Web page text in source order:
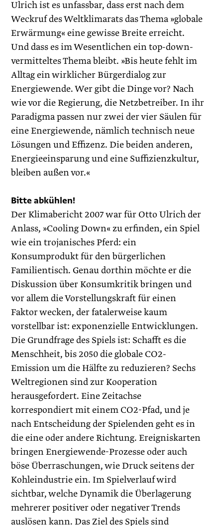
Ulrich ist es unfassbar, dass erst nach dem
Weckruf des Weltklimarats das Thema »globale
Erwärmung« eine gewisse Breite erreicht.
Und dass es im Wesentlichen ein top-down-
vermitteltes Thema bleibt. »Bis heute fehlt im
Alltag ein wirklicher Bürgerdialog zur
Energiewende. Wer gibt die Dinge vor? Nach
wie vor die Regierung, die Netzbetreiber. In ihr
Paradigma passen nur zwei der vier Säulen für
eine Energiewende, nämlich technisch neue
Lösungen und Effizenz. Die beiden anderen,
Energieeinsparung und eine Suffizienzkultur,
bleiben außen vor.«
Bitte abkühlen!
Der Klimabericht 2007 war für Otto Ulrich der
Anlass, »Cooling Down« zu erfinden, ein Spiel
wie ein trojanisches Pferd: ein
Konsumprodukt für den bürgerlichen
Familientisch. Genau dorthin möchte er die
Diskussion über Konsumkritik bringen und
vor allem die Vorstellungskraft für einen
Faktor wecken, der fatalerweise kaum
vorstellbar ist: exponenzielle Entwicklungen.
Die Grundfrage des Spiels ist: Schafft es die
Menschheit, bis 2050 die globale CO2-
Emission um die Hälfte zu reduzieren? Sechs
Weltregio­nen sind zur Kooperation
herausgefordert. Eine Zeitachse
korrespondiert mit einem CO2-Pfad, und je
nach Entscheidung der Spielenden geht es in
die eine oder andere Richtung. Ereigniskarten
bringen Energiewende-Prozesse oder auch
böse Überraschungen, wie Druck seitens der
Kohleindustrie ein. Im Spielverlauf wird
sichtbar, welche Dynamik die Überlagerung
mehrerer positiver oder negativer Trends
auslösen kann. Das Ziel des Spiels sind